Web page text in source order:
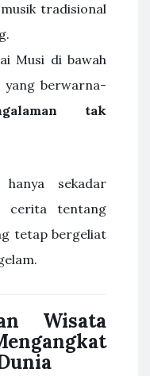
tradisional
Musi di bawah
yang berwarna-
tak
sekadar
cerita tentang
tetap bergeliat
Wisata